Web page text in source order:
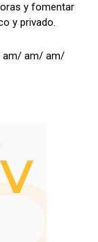
y fomentar
y privado.
am/ am/ am/